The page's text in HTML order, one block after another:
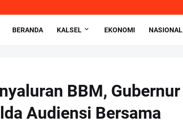
BERANDA KALSEL EKONOMI NASIONAL
BBM, Gubernur
Audiensi Bersama